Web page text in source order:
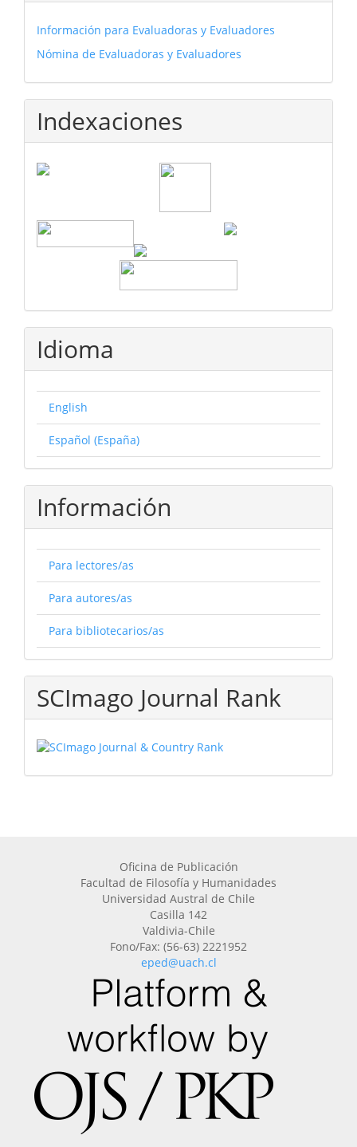
Información para Evaluadoras y Evaluadores
Nómina de Evaluadoras y Evaluadores
Indexaciones
Idioma
English
Español (España)
Información
Para lectores/as
Para autores/as
Para bibliotecarios/as
SCImago Journal Rank
Oficina de Publicación
Facultad de Filosofía y Humanidades
Universidad Austral de Chile
Casilla 142
Valdivia-Chile
Fono/Fax: (56-63) 2221952
eped@uach.cl